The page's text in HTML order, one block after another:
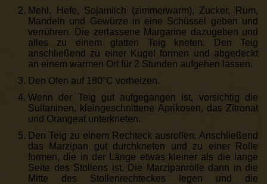
Mehl, Hefe, Sojamilch (zimmerwarm), Zucker, Rum,
Mandeln und Gewürze in eine Schüssel geben und
verrühren. Die zerlassene Margarine dazugeben und
alles zu einem glatten Teig kneten. Den Teig
anschließend zu einer Kugel formen und abgedeckt
an einem warmen Ort für 2 Stunden aufgehen lassen.
Den Ofen auf 180°C vorheizen.
Wenn der Teig gut aufgegangen ist, vorsichtig die
Sultaninen, kleingeschnittene Aprikosen, das Zitronat
und Orangeat unterkneten.
Den Teig zu einem Rechteck ausrollen. Anschließend
das Marzipan gut durchkneten und zu einer Rolle
formen, die in der Länge etwas kleiner als die lange
Seite des Stollens ist. Die Marzipanrolle dann in die
Mitte des Stollenrechteckes legen und die